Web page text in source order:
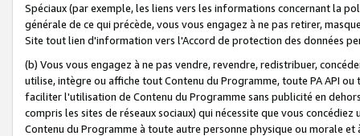
Spéciaux (par exemple, les liens vers les informations concernant la
générale de ce qui précède, vous vous engagez à ne pas retirer,
Site tout lien d'information vers l'Accord de protection des données
(b) Vous vous engagez à ne pas vendre, revendre, redistribuer,
utilise, intègre ou affiche tout Contenu du Programme, toute PA API
faciliter l'utilisation de Contenu du Programme sans publicité en
compris les sites de réseaux sociaux) qui nécessite que vous
Contenu du Programme à toute autre personne physique ou morale